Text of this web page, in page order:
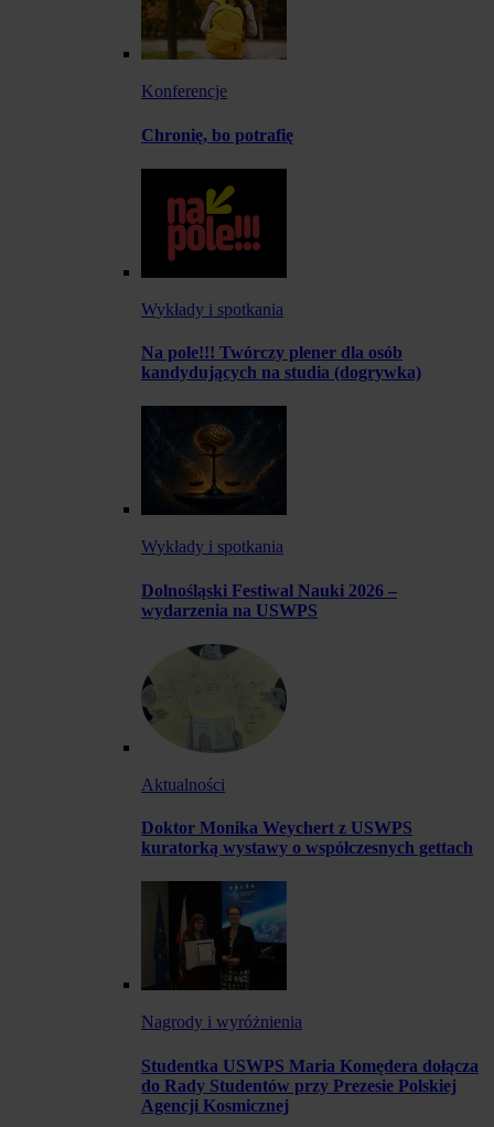
Konferencje
Chronię, bo potrafię
Wykłady i spotkania
Na pole!!! Twórczy plener dla osób
kandydujących na studia (dogrywka)
Wykłady i spotkania
Dolnośląski Festiwal Nauki 2026 –
wydarzenia na USWPS
Aktualności
Doktor Monika Weychert z USWPS
kuratorką wystawy o współczesnych gettach
Nagrody i wyróżnienia
Studentka USWPS Maria Komędera dołącza
do Rady Studentów przy Prezesie Polskiej
Agencji Kosmicznej